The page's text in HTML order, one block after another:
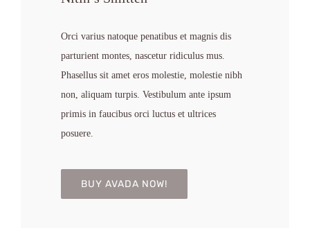
Orci varius natoque penatibus et magnis dis
parturient montes, nascetur ridiculus mus.
Phasellus sit amet eros molestie, molestie nibh
non, aliquam turpis. Vestibulum ante ipsum
primis in faucibus orci luctus et ultrices
posuere.
BUY AVADA NOW!